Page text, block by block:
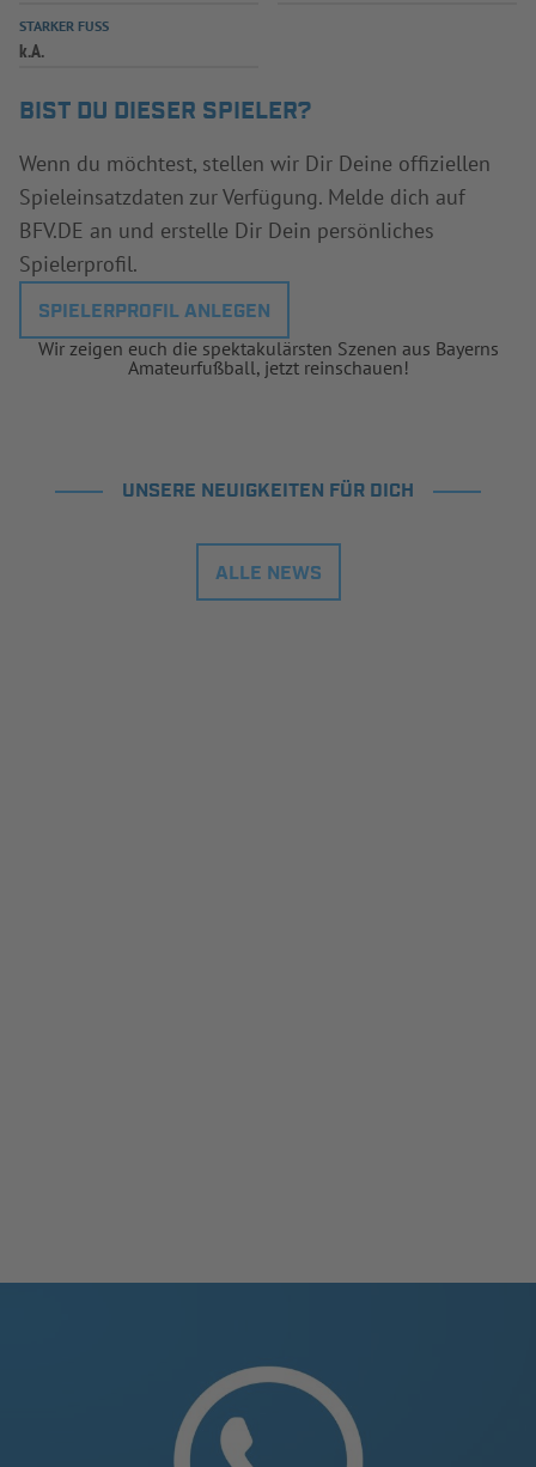
STARKER FUSS
k.A.
BIST DU DIESER SPIELER?
Wenn du möchtest, stellen wir Dir Deine offiziellen
Spieleinsatzdaten zur Verfügung. Melde dich auf
BFV.DE an und erstelle Dir Dein persönliches
Spielerprofil.
SPIELERPROFIL ANLEGEN
Wir zeigen euch die spektakulärsten Szenen aus Bayerns
Amateurfußball, jetzt reinschauen!
UNSERE NEUIGKEITEN FÜR DICH
ALLE NEWS